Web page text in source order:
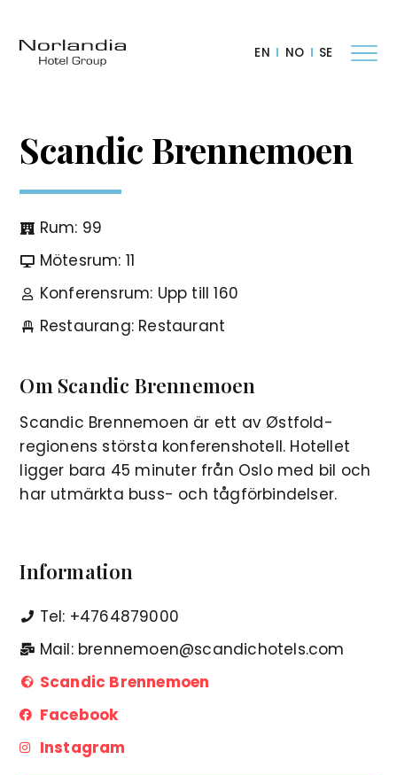
EN NO SE
Scandic Brennemoen
Rum: 99
Mötesrum: 11
Konferensrum: Upp till 160
Restaurang: Restaurant
Om Scandic Brennemoen
Scandic Brennemoen är ett av Østfold-
regionens största konferenshotell. Hotellet
ligger bara 45 minuter från Oslo med bil och
har utmärkta buss- och tågförbindelser.
Information
Tel: +4764879000
Mail: brennemoen@scandichotels.com
Scandic Brennemoen
Facebook
Instagram